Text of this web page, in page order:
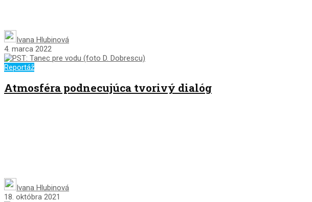
Ivana Hlubinová
4. marca 2022
Reportáž
Atmosféra podnecujúca tvorivý dialóg
Ivana Hlubinová
18. októbra 2021